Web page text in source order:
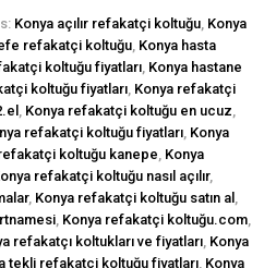
Konya açılır refakatçi koltuğu Konya
refakatçi koltuğu Konya hasta
koltuğu fiyatları Konya hastane
koltuğu fiyatları Konya refakatçi
Konya refakatçi koltuğu en ucuz
refakatçi koltuğu fiyatları Konya
koltuğu kanepe Konya
refakatçi koltuğu nasıl açılır,
, Konya refakatçi koltuğu satın al
Konya refakatçi koltuğu.com
refakatçı koltukları ve fiyatları Konya
tekli refakatçi koltuğu fiyatları Konya